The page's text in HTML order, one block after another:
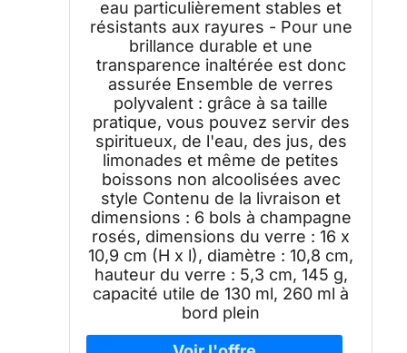
eau particulièrement stables et
résistants aux rayures - Pour une
brillance durable et une
transparence inaltérée est donc
assurée Ensemble de verres
polyvalent : grâce à sa taille
pratique, vous pouvez servir des
spiritueux, de l'eau, des jus, des
limonades et même de petites
boissons non alcoolisées avec
style Contenu de la livraison et
dimensions : 6 bols à champagne
rosés, dimensions du verre : 16 x
10,9 cm (H x l), diamètre : 10,8 cm,
hauteur du verre : 5,3 cm, 145 g,
capacité utile de 130 ml, 260 ml à
bord plein